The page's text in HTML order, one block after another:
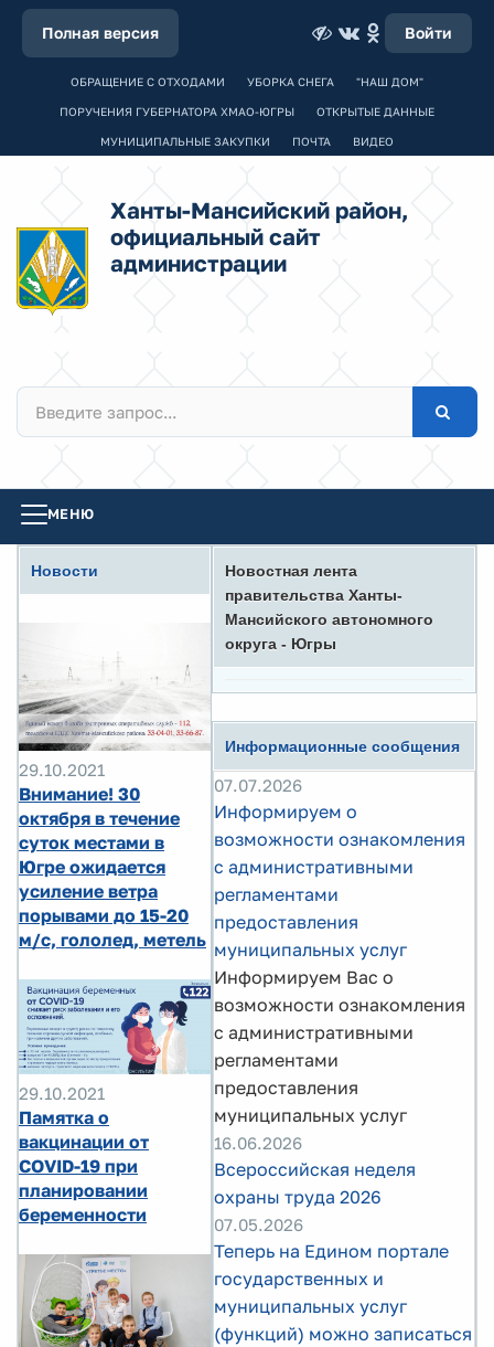
Полная версия Войти
ОБРАЩЕНИЕ С ОТХОДАМИ УБОРКА СНЕГА "НАШ ДОМ"
ПОРУЧЕНИЯ ГУБЕРНАТОРА ХМАО-ЮГРЫ ОТКРЫТЫЕ ДАННЫЕ
МУНИЦИПАЛЬНЫЕ ЗАКУПКИ ПОЧТА ВИДЕО
Ханты-Мансийский район,
официальный сайт
администрации
МЕНЮ
Новости
29.10.2021
Внимание!⁣ 30
октября в течение
суток местами в
Югре ожидается
усиление ветра
порывами до 15-20
м/с, гололед, метель
29.10.2021
Памятка о
вакцинации от
COVID-19 при
планировании
беременности
Новостная лента
правительства Ханты-
Мансийского автономного
округа - Югры
Информационные сообщения
07.07.2026
Информируем о
возможности ознакомления
с административными
регламентами
предоставления
муниципальных услуг
Информируем Вас о
возможности ознакомления
с административными
регламентами
предоставления
муниципальных услуг
16.06.2026
Всероссийская неделя
охраны труда 2026
07.05.2026
Теперь на Едином портале
государственных и
муниципальных услуг
(функций) можно записаться